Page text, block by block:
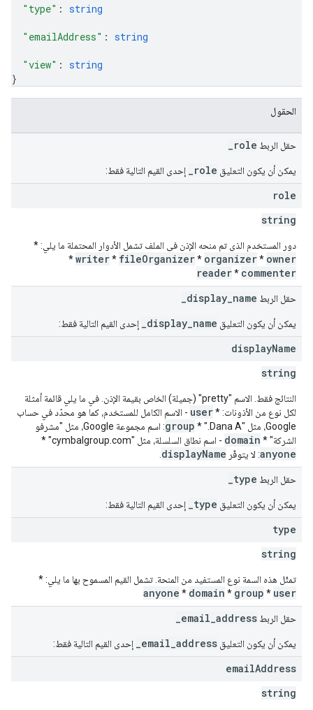
"type" : string
"emailAddress" : string
"view" : string
}
الحقول
حقل الربط _role
يمكن أن يكون التعليق _role إحدى القيم التالية فقط:
role
string
دور المستخدم الذي تم منحه الإذن في الملف تشمل الأدوار المحتملة ما يلي: *
owner
*
organizer
*
fileOrganizer
*
writer
*
commenter
*
reader
حقل الربط _display_name
يمكن أن يكون التعليق _display_name إحدى القيم التالية فقط:
displayName
string
النتائج فقط. الاسم "pretty" (جميلة) الخاص بقيمة الإذن. في ما يلي قائمة أمثلة
لكل نوع من الأذونات: *user - الاسم الكامل للمستخدم، كما هو محدّد في حساب
Google، مثل "Dana A." *
group
: اسم مجموعة Google، مثل "مشرفو
الشركة" * domain - اسم نطاق السلسلة، مثل "cymbalgroup.com" *
anyone: لا يتوفّر displayName
حقل الربط _type
يمكن أن يكون التعليق _type إحدى القيم التالية فقط:
type
string
تمثّل هذه السمة نوع المستفيد من المنحة. تشمل القيم المسموح بها ما يلي: *
user
*
group
*
domain
*
anyone
حقل الربط _email_address
يمكن أن يكون التعليق _email_address إحدى القيم التالية فقط:
emailAddress
string